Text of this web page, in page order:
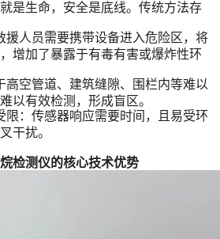
是生命，安全是底线。传统方法存
援人员需要携带设备进入危险区，将
增加了暴露于有毒有害或爆炸性环
高空管道、建筑缝隙、围栏内等难以
以有效检测，形成盲区。
限：传感器响应需要时间，且易受环
干扰。
检测仪的核心技术优势